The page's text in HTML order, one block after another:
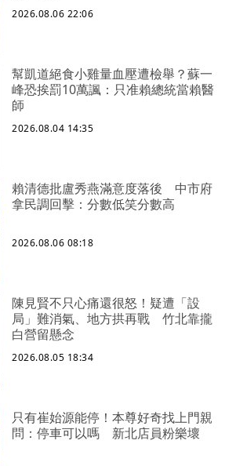
2026.08.06 22:06
幫凱道絕食小雞量血壓遭檢舉？蘇一
峰恐挨罰10萬諷：只准賴總統當賴醫
師
2026.08.04 14:35
賴清德批盧秀燕滿意度落後 中市府
拿民調回擊：分數低笑分數高
2026.08.06 08:18
陳見賢不只心痛還很怒！疑遭「設
局」難消氣、地方拱再戰 竹北靠攏
白營留懸念
2026.08.05 18:34
只有崔始源能停！本尊好奇找上門親
問：停車可以嗎 新北店員粉樂壞